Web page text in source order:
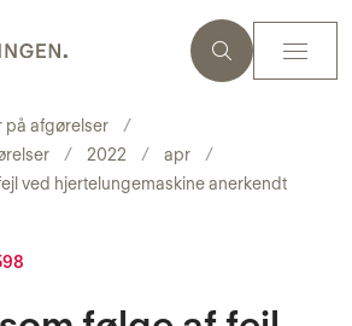
på afgørelser
2022
apr
ved hjertelungemaskine anerkendt